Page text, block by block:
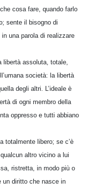
cosa fare, quando farlo
sente il bisogno di
una parola di realizzare
assoluta, totale,
società: la libertà
degli altri. L’ideale è
di ogni membro della
oppresso e tutti abbiano
totalmente libero; se c’è
altro vicino a lui
ristretta, in modo più o
un diritto che nasce in